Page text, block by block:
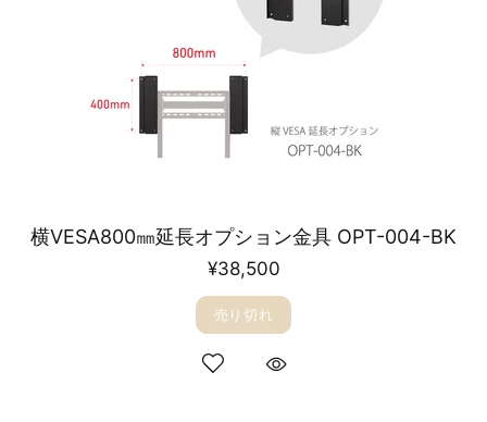
横VESA800㎜延長オプション金具 OPT-004-BK
¥38,500
売り切れ